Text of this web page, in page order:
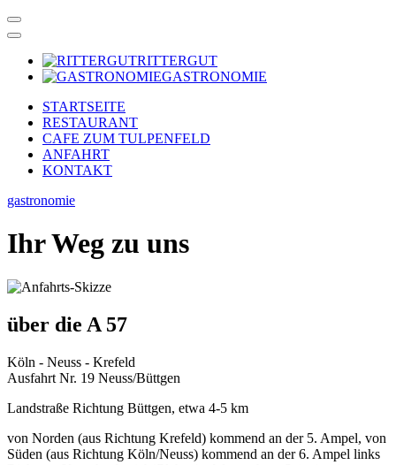
RITTERGUT
GASTRONOMIE
STARTSEITE
RESTAURANT
CAFE ZUM TULPENFELD
ANFAHRT
KONTAKT
gastronomie
Ihr Weg zu uns
über die A 57
Köln - Neuss - Krefeld
Ausfahrt Nr. 19 Neuss/Büttgen
Landstraße Richtung Büttgen, etwa 4-5 km
von Norden (aus Richtung Krefeld) kommend an der 5. Ampel, von
Süden (aus Richtung Köln/Neuss) kommend an der 6. Ampel links